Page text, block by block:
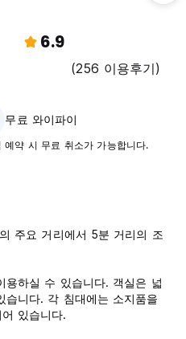
6.9
(256 이용후기)
무료 와이파이
약 시 무료 취소가 가능합니다.
주요 거리에서 5분 거리의 조
용하실 수 있습니다. 객실은 넓
습니다. 각 침대에는 소지품을
있습니다.